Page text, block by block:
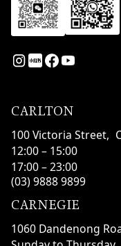
CARLTON
100 Victoria Street,
12:00 – 15:00
17:00 – 23:00
(03) 9888 9899
CARNEGIE
1060 Dandenong